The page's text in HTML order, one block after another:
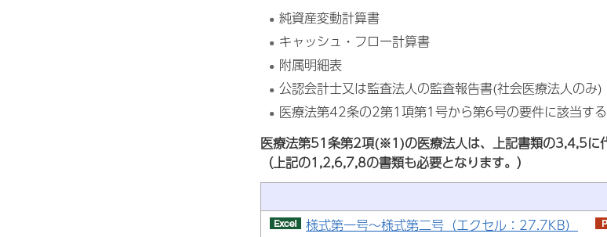
純資産変動計算書
キャッシュ・フロー計算書
附属明細表
公認会計士又は監査法人の監査報告書(社会医療法人のみ)
医療法第42条の2第1項第1号から第6号の要件に該当す
医療法第51条第2項(※1)の医療法人は、上記書類の3,4,5に
（上記の1,2,6,7,8の書類も必要となります。）
様式第一号～様式第二号（エクセル：27.7KB）